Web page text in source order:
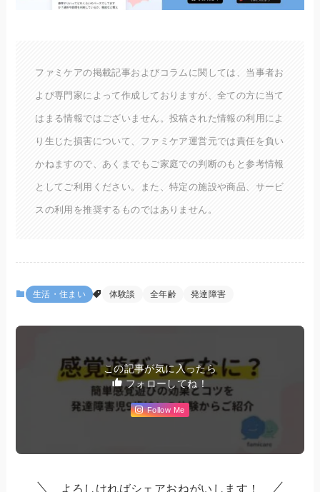
ファミケアの掲載記事およびコラムに関しては、当事者お
よび専門家によって作成しておりますが、全ての方に当て
はまる情報ではございません。投稿された情報の利用によ
り生じた損害について、ファミケア運営元では責任を負い
かねますので、あくまでもご家庭での判断のもと参考情報
としてご利用ください。また、特定の施設や商品、サービ
スの利用を推奨するものではありません。
生活・住まい 体験談 全年齢 発達障害
この記事が気に入ったら
フォローしてね！
Follow Me
よろしければシェアおねがいします！